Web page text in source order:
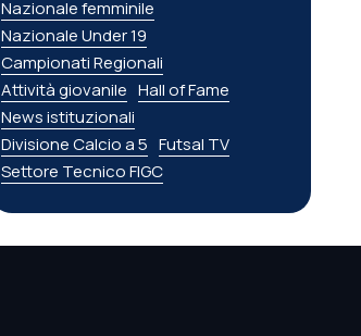
Nazionale femminile
Nazionale Under 19
Campionati Regionali
Attività giovanile Hall of Fame
News istituzionali
Divisione Calcio a 5 Futsal TV
Settore Tecnico FIGC